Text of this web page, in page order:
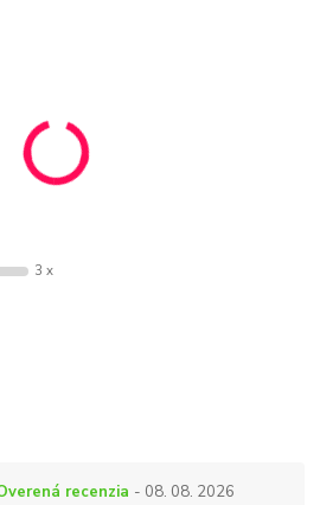
3 x
recenzia - 08. 08. 2026